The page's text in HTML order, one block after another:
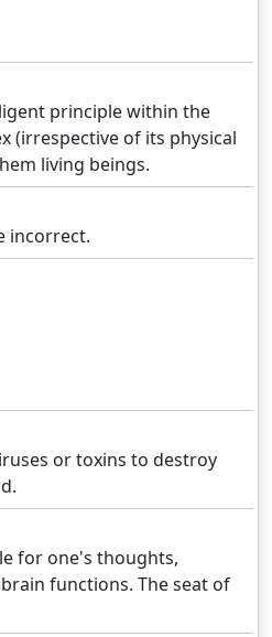
principle within the
(irrespective of its physical
living beings.
incorrect.
or toxins to destroy
for one's thoughts,
functions. The seat of